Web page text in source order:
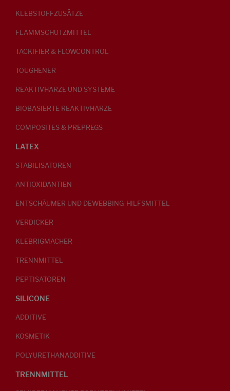
KLEBSTOFFZUSÄTZE
FLAMMSCHUTZMITTEL
TACKIFIER & FLOWCONTROL
TOUGHENER
REAKTIVHARZE UND SYSTEME
BIOBASIERTE REAKTIVHARZE
COMPOSITES & PREPREGS
LATEX
STABILISATOREN
ANTIOXIDANTIEN
ENTSCHÄUMER UND DEWEBBING-HILFSMITTEL
VERDICKER
KLEBRIGMACHER
TRENNMITTEL
PEPTISATOREN
SILICONE
ADDITIVE
KOSMETIK
POLYURETHANADDITIVE
TRENNMITTEL